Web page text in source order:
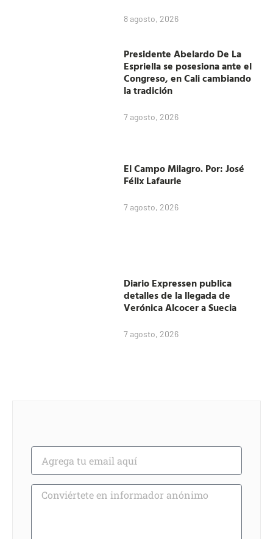
8 agosto, 2026
Presidente Abelardo De La
Espriella se posesiona ante el
Congreso, en Cali cambiando
la tradición
7 agosto, 2026
El Campo Milagro. Por: José
Félix Lafaurie
7 agosto, 2026
Diario Expressen publica
detalles de la llegada de
Verónica Alcocer a Suecia
7 agosto, 2026